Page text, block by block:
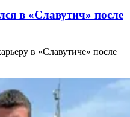
в «Славутич» после
в «Славутиче» после